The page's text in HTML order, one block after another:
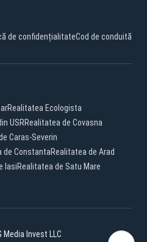
de confidențialitateCod de conduită
Realitatea Ecologista
USRRealitatea de Covasna
Caras-Severin
de ConstantaRealitatea de Arad
IasiRealitatea de Satu Mare
Media Invest LLC